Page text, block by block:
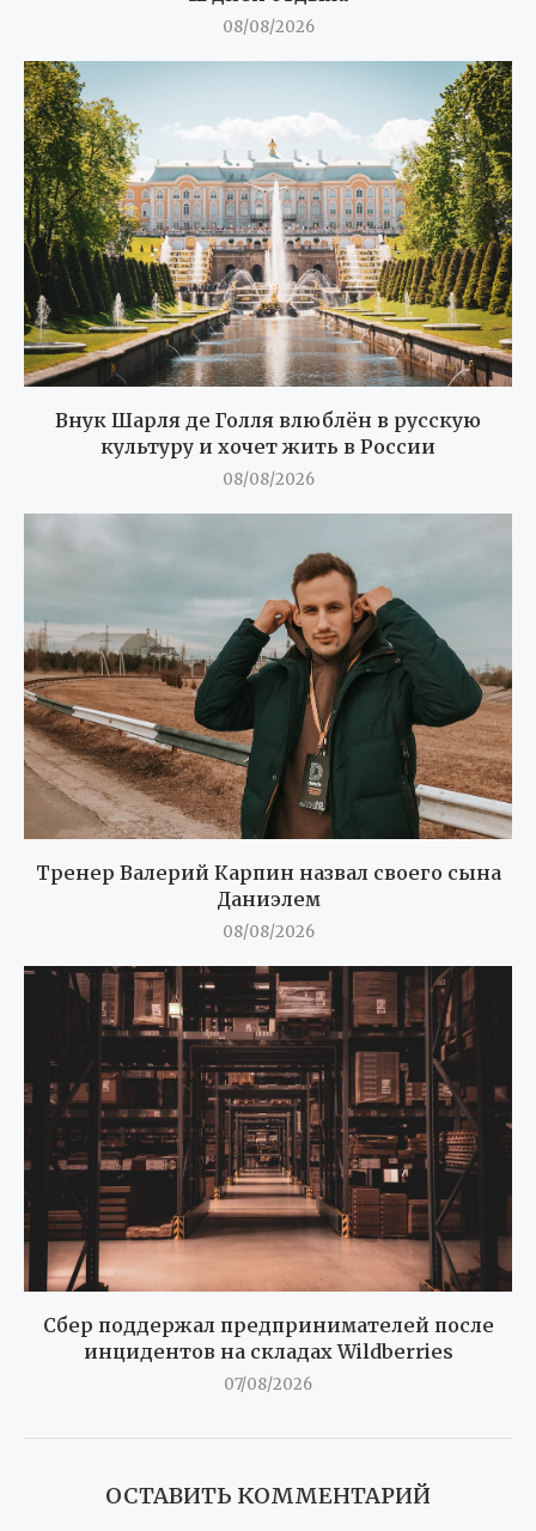
08/08/2026
Внук Шарля де Голля влюблён в русскую
культуру и хочет жить в России
08/08/2026
Тренер Валерий Карпин назвал своего сына
Даниэлем
08/08/2026
Сбер поддержал предпринимателей после
инцидентов на складах Wildberries
07/08/2026
ОСТАВИТЬ КОММЕНТАРИЙ